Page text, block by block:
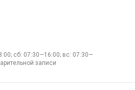
сб: 07:30—16:00; вс: 07:30—
записи